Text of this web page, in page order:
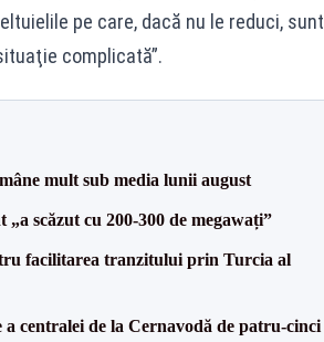
pe care, dacă nu le reduci, sunt
complicată”.
mult sub media lunii august
scăzut cu 200-300 de megawați”
facilitarea tranzitului prin Turcia al
centralei de la Cernavodă de patru-cinci